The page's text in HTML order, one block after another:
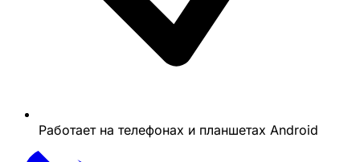
Работает на телефонах и планшетах Android